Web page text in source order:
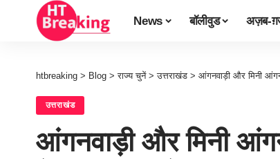
News बॉलीवुड अज़ब-
htbreaking > Blog >राज्य चुनें >उत्तराखंड > आंगनवाड़ी और मिनी
उत्तराखंड
आंगनवाड़ी और मिनी